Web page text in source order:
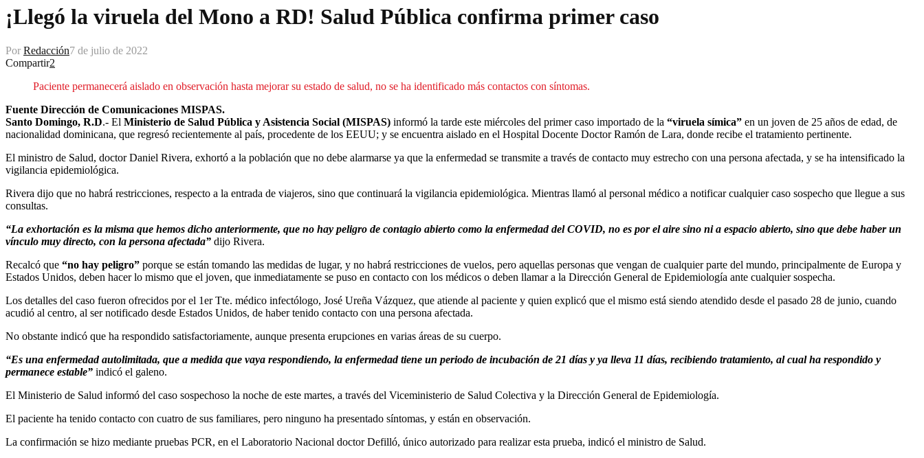
¡Llegó la viruela del Mono a RD! Salud Pública confirma primer caso
Por Redacción7 de julio de 2022
Compartir2
Paciente permanecerá aislado en observación hasta mejorar su estado de salud, no se ha identificado más contactos con síntomas.
Fuente Dirección de Comunicaciones MISPAS.
Santo Domingo, R.D.- El Ministerio de Salud Pública y Asistencia Social (MISPAS) informó la tarde este miércoles del primer caso importado de la “viruela símica” en un joven de 25 años de edad, de
nacionalidad dominicana, que regresó recientemente al país, procedente de los EEUU; y se encuentra aislado en el Hospital Docente Doctor Ramón de Lara, donde recibe el tratamiento pertinente.
El ministro de Salud, doctor Daniel Rivera, exhortó a la población que no debe alarmarse ya que la enfermedad se transmite a través de contacto muy estrecho con una persona afectada, y se ha intensificado la
vigilancia epidemiológica.
Rivera dijo que no habrá restricciones, respecto a la entrada de viajeros, sino que continuará la vigilancia epidemiológica. Mientras llamó al personal médico a notificar cualquier caso sospecho que llegue a sus
consultas.
“La exhortación es la misma que hemos dicho anteriormente, que no hay peligro de contagio abierto como la enfermedad del COVID, no es por el aire sino ni a espacio abierto, sino que debe haber un
vínculo muy directo, con la persona afectada” dijo Rivera.
Recalcó que “no hay peligro” porque se están tomando las medidas de lugar, y no habrá restricciones de vuelos, pero aquellas personas que vengan de cualquier parte del mundo, principalmente de Europa y
Estados Unidos, deben hacer lo mismo que el joven, que inmediatamente se puso en contacto con los médicos o deben llamar a la Dirección General de Epidemiología ante cualquier sospecha.
Los detalles del caso fueron ofrecidos por el 1er Tte. médico infectólogo, José Ureña Vázquez, que atiende al paciente y quien explicó que el mismo está siendo atendido desde el pasado 28 de junio, cuando
acudió al centro, al ser notificado desde Estados Unidos, de haber tenido contacto con una persona afectada.
No obstante indicó que ha respondido satisfactoriamente, aunque presenta erupciones en varias áreas de su cuerpo.
“Es una enfermedad autolimitada, que a medida que vaya respondiendo, la enfermedad tiene un periodo de incubación de 21 días y ya lleva 11 días, recibiendo tratamiento, al cual ha respondido y
permanece estable” indicó el galeno.
El Ministerio de Salud informó del caso sospechoso la noche de este martes, a través del Viceministerio de Salud Colectiva y la Dirección General de Epidemiología.
El paciente ha tenido contacto con cuatro de sus familiares, pero ninguno ha presentado síntomas, y están en observación.
La confirmación se hizo mediante pruebas PCR, en el Laboratorio Nacional doctor Defilló, único autorizado para realizar esta prueba, indicó el ministro de Salud.